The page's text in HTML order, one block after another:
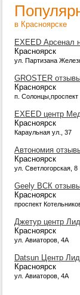
в Красноярске
EXEED Арсенал
Красноярск
ул. Партизана
GROSTER
Красноярск
п. Солонцы,проспект
EXEED центр
Красноярск
Караульная ул., 37
Автономия
Красноярск
ул. Светлогорская, 8
Geely ВСК
Красноярск
проспект
Джетур центр
Красноярск
ул. Авиаторов, 4А
Datsun Центр
Красноярск
ул. Авиаторов, 4А